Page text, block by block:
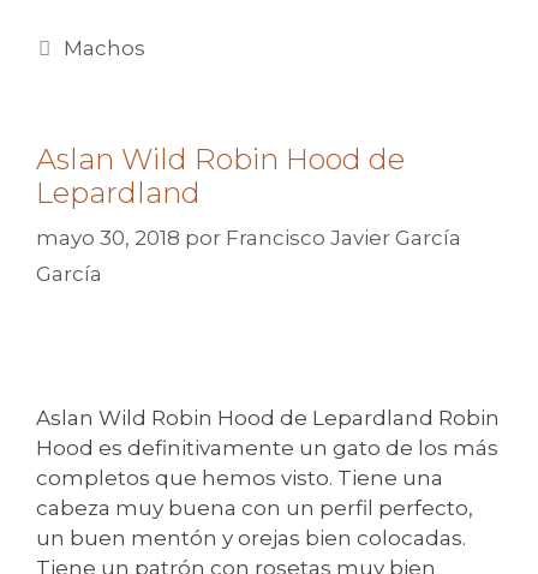
Categorías
Machos
Aslan Wild Robin Hood de
Lepardland
mayo 30, 2018 por Francisco Javier García
García
Aslan Wild Robin Hood de Lepardland Robin
Hood es definitivamente un gato de los más
completos que hemos visto. Tiene una
cabeza muy buena con un perfil perfecto,
un buen mentón y orejas bien colocadas.
Tiene un patrón con rosetas muy bien